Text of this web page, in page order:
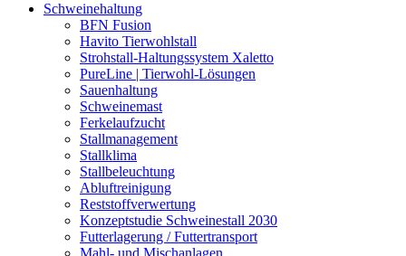
Schweinehaltung
BFN Fusion
Havito Tierwohlstall
Strohstall-Haltungssystem Xaletto
PureLine | Tierwohl-Lösungen
Sauenhaltung
Schweinemast
Ferkelaufzucht
Stallmanagement
Stallklima
Stallbeleuchtung
Abluftreinigung
Reststoffverwertung
Konzeptstudie Schweinestall 2030
Futterlagerung / Futtertransport